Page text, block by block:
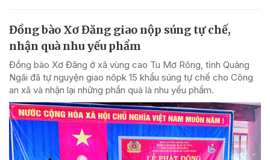
Đồng bào Xơ Đăng giao nộp súng tự chế,
nhận quà nhu yếu phẩm
Đồng bào Xơ Đăng ở xã vùng cao Tu Mơ Rông, tỉnh Quảng
Ngãi đã tự nguyện giao nôpk 15 khẩu súng tự chế cho Công
an xã và nhận lại những phần quà là nhu yếu phẩm.